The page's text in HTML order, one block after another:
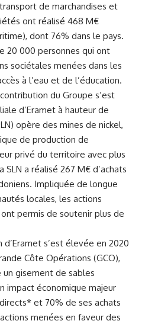
de marchandises et
ont réalisé 468 M€
dont 76% dans le pays.
20 000 personnes qui ont
sociétales menées dans les
à l’eau et de l’éducation.
du Groupe s’est
d’Eramet à hauteur de
opère des mines de nickel,
de production de
privé du territoire avec plus
a réalisé 267 M€ d’achats
Impliquée de longue
locales, les actions
permis de soutenir plus de
s’est élevée en 2020
Côte Opérations (GCO),
gisement de sables
impact économique majeur
et 70% de ses achats
menées en faveur des